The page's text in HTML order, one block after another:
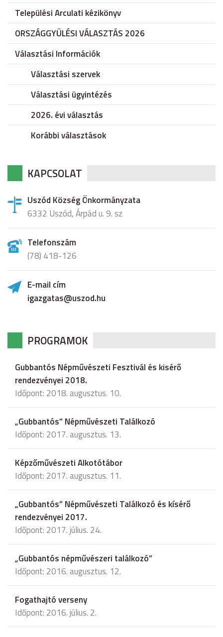
Települési Arculati kézikönyv
ORSZÁGGYÜLÉSI VÁLASZTÁS 2026
Választási Információk
Választási szervek
Választási ügyintézés
2026. évi választás
Korábbi választások
KAPCSOLAT
Uszód Község Önkormányzata
6332 Uszód, Árpád u. 9. sz
Telefonszám
(78) 418-126
E-mail cím
igazgatas@uszod.hu
PROGRAMOK
Gubbantós Népművészeti Fesztivál és kisérő
rendezvényei 2018.
Időpont: 2018. augusztus. 10.
„Gubbantós” Népművészeti Találkozó
Időpont: 2017. augusztus. 13.
Képzőművészeti Alkotótábor
Időpont: 2017. augusztus. 11.
„Gubbantós” Népművészeti Találkozó és kísérő
rendezvényei 2017.
Időpont: 2017. július. 24.
„Gubbantós népművészeri találkozó”
Időpont: 2016. augusztus. 12.
Fogathajtó verseny
Időpont: 2016. július. 2.